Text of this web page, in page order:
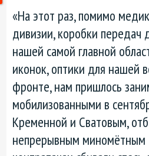
«На этот раз, помимо
дивизии, коробки передач
нашей самой главной
иконок, оптики для нашей
фронте, нам пришлось
мобилизованными в
Кременной и Сватовым,
непрерывным миномётным